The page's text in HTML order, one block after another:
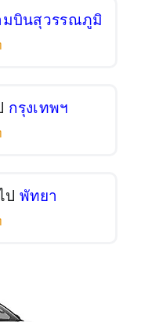
มบินสุวรรณภูมิ
กรุงเทพฯ
ป พัทยา